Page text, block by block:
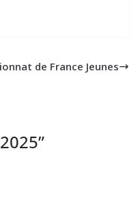
de France Jeunes
”